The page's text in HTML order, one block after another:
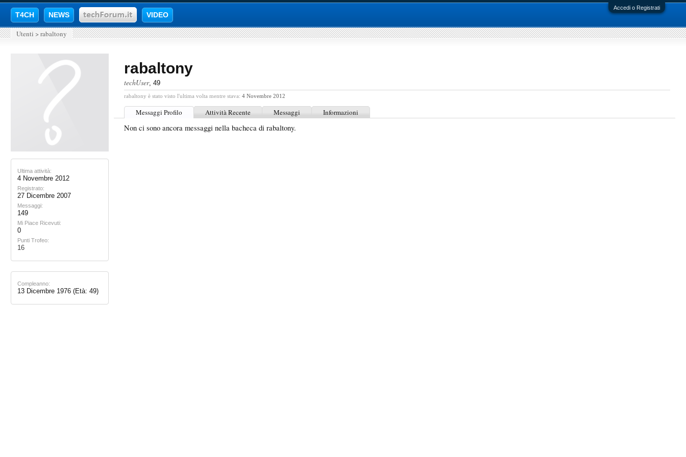
Accedi o Registrati
T4CH NEWS VIDEO
Utenti > rabaltony
Ultima attività:
4 Novembre 2012
Registrato:
27 Dicembre 2007
Messaggi:
149
Mi Piace Ricevuti:
0
Punti Trofeo:
16
Compleanno:
13 Dicembre 1976 (Età: 49)
rabaltony
techUser, 49
rabaltony è stato visto l'ultima volta mentre stava: 4 Novembre 2012
Messaggi Profilo Attività Recente Messaggi Informazioni
Non ci sono ancora messaggi nella bacheca di rabaltony.